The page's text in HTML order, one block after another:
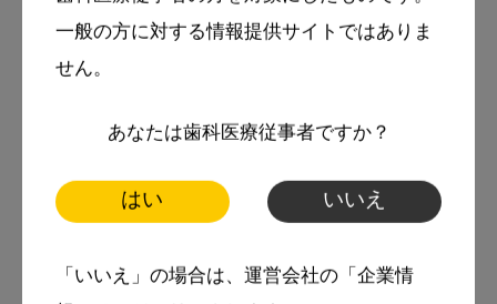
一般の方に対する情報提供サイトではありま
せん。
あなたは歯科医療従事者ですか？
はい いいえ
「いいえ」の場合は、運営会社の「企業情
材や絨毯を選ぶことをおすすめします。
壁紙は、院内の雰囲気を左右する要素のひと
たとえば、ホテルや旅館で使われるようなデ